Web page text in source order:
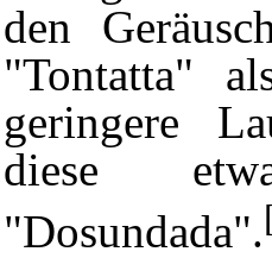
den
"Tontatta"
geringere
diese
"Dosundada".